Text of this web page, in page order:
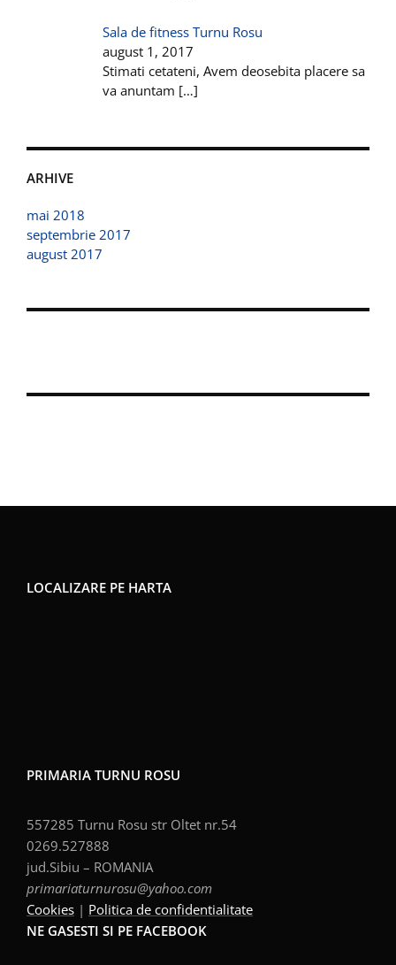
Sala de fitness Turnu Rosu
august 1, 2017
Stimati cetateni, Avem deosebita placere sa
va anuntam […]
ARHIVE
mai 2018
septembrie 2017
august 2017
LOCALIZARE PE HARTA
PRIMARIA TURNU ROSU
557285 Turnu Rosu str Oltet nr.54
0269.527888
jud.Sibiu – ROMANIA
primariaturnurosu@yahoo.com
Cookies | Politica de confidentialitate
NE GASESTI SI PE FACEBOOK